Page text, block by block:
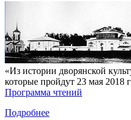
«Из истории дворянской
которые пройдут 23 мая 2018
Программа чтений
Подробнее